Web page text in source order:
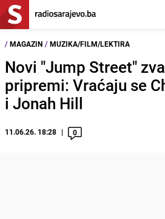
/ MAGAZIN / MUZIKA/FILM/LEKTIRA
Novi "Jump Street"
pripremi: Vraćaju se
i Jonah Hill
11.06.26. 18:28 0